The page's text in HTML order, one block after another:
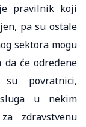
pravilnik koji
pa su ostale
sektora mogu
da će određene
povratnici,
u nekim
zdravstvenu